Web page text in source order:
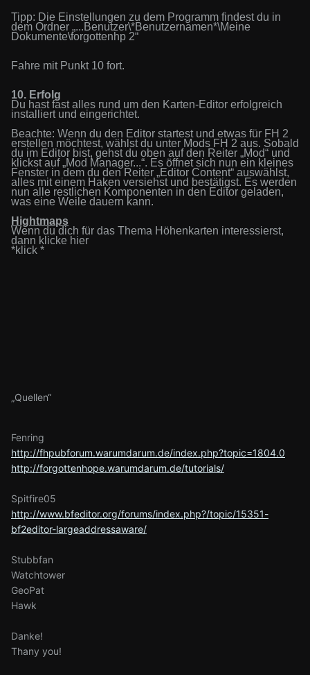
Tipp: Die Einstellungen zu dem Programm findestdu in
dem Ordner „...Benutzer\*Benutzernamen*\Meine
Dokumente\forgottenhp 2“
Fahre mit Punkt 10 fort.
10. Erfolg
Du hastfast alles rund um den Karten-Editor erfolgreich
installiert und eingerichtet.
Beachte: Wenn du den Editor startest und etwas für FH 2
erstellen möchtest, wählst du unter Mods FH 2 aus. Sobald
du im Editor bist, gehst du oben auf den Reiter „Mod“ und
klickst auf „Mod Manager...“. Es öffnet sich nun ein kleines
Fenster in dem du den Reiter „Editor Content“ auswählst,
alles mit einem Haken versiehst und bestätigst. Es werden
nun alle restlichen Komponenten in den Editor geladen,
was eine Weile dauern kann.
Hightmaps
Wenn du dich für das Thema Höhenkarten interessierst,
dann klicke hier
*klick *
„Quellen“
Fenring
http://fhpubforum.warumdarum.de/index.php?topic=1804.0
http://forgottenhope.warumdarum.de/tutorials/
Spitfire05
http://www.bfeditor.org/forums/index.php?/topic/15351-
bf2editor-largeaddressaware/
Stubbfan
Watchtower
GeoPat
Hawk
Danke!
Thany you!